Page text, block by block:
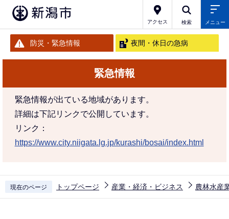
アクセス 検索 メニュー
防災・緊急情報 夜間・休日の急病
緊急情報
緊急情報が出ている地域があります。
詳細は下記リンクで公開しています。
リンク：
https://www.city.niigata.lg.jp/kurashi/bosai/index.html
現在のページ トップページ 産業・経済・ビジネス 農林水産